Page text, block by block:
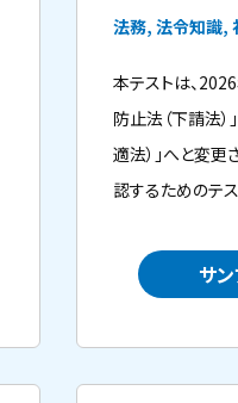
法務, 法令知識,
本テストは、
防止法（下請法
適法）」へと変
認するためのテス
サ